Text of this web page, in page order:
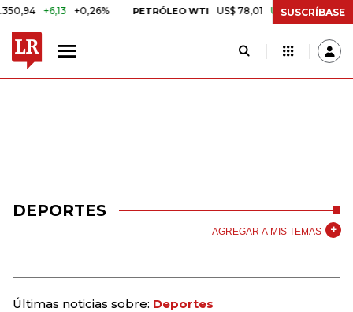
+6,13 +0,26% PETRÓLEO WTI US$ 78,01 US$ 2,92 +3,89%
SUSCRÍBASE
DEPORTES
AGREGAR A MIS TEMAS
Últimas noticias sobre: Deportes